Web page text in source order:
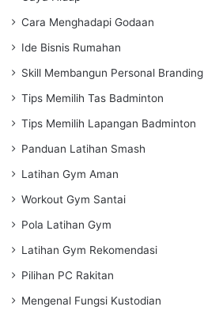
Cara Menghadapi Godaan
Ide Bisnis Rumahan
Skill Membangun Personal Branding
Tips Memilih Tas Badminton
Tips Memilih Lapangan Badminton
Panduan Latihan Smash
Latihan Gym Aman
Workout Gym Santai
Pola Latihan Gym
Latihan Gym Rekomendasi
Pilihan PC Rakitan
Mengenal Fungsi Kustodian